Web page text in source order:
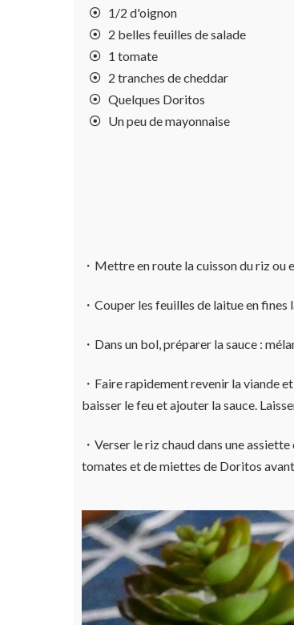
1/2 d'oignon
2 belles feuilles de salade
1 tomate
2 tranches de cheddar
Quelques Doritos
Un peu de mayonnaise
・Mettre en route la cuisson du riz ou
・Couper les feuilles de laitue en
・Dans un bol, préparer la sauce :
・Faire rapidement revenir la viande
baisser le feu et ajouter la sauce.
・Verser le riz chaud dans une
tomates et de miettes de Doritos